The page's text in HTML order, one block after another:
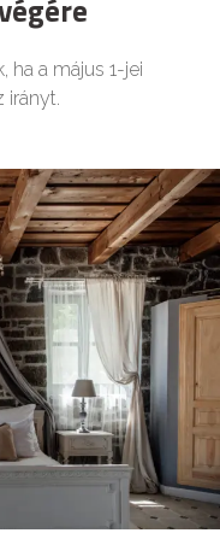
ha a május 1-jei
irányt.